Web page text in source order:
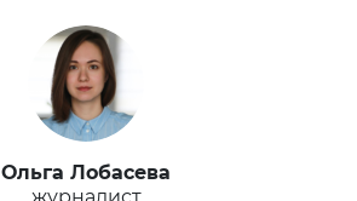
Ольга Лобасева
журналист